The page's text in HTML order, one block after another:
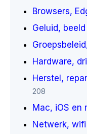
Browsers,
Geluid,
Hardware,
Herstel,
208
Mac, iOS en
Netwerk,